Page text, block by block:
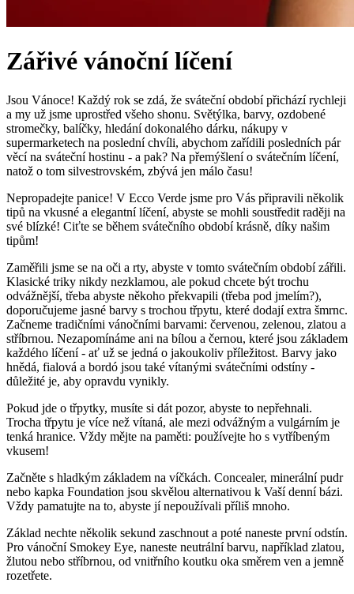
Zářivé vánoční líčení
Jsou Vánoce! Každý rok se zdá, že sváteční období přichází rychleji
a my už jsme uprostřed všeho shonu. Světýlka, barvy, ozdobené
stromečky, balíčky, hledání dokonalého dárku, nákupy v
supermarketech na poslední chvíli, abychom zařídili posledních pár
věcí na sváteční hostinu - a pak? Na přemýšlení o svátečním líčení,
natož o tom silvestrovském, zbývá jen málo času!
Nepropadejte panice! V Ecco Verde jsme pro Vás připravili několik
tipů na vkusné a elegantní líčení, abyste se mohli soustředit raději na
své blízké! Ciťte se během svátečního období krásně, díky našim
tipům!
Zaměřili jsme se na oči a rty, abyste v tomto svátečním období zářili.
Klasické triky nikdy nezklamou, ale pokud chcete být trochu
odvážnější, třeba abyste někoho překvapili (třeba pod jmelím?),
doporučujeme jasné barvy s trochou třpytu, které dodají extra šmrnc.
Začneme tradičními vánočními barvami: červenou, zelenou, zlatou a
stříbrnou. Nezapomínáme ani na bílou a černou, které jsou základem
každého líčení - ať už se jedná o jakoukoliv příležitost. Barvy jako
hnědá, fialová a bordó jsou také vítanými svátečními odstíny -
důležité je, aby opravdu vynikly.
Pokud jde o třpytky, musíte si dát pozor, abyste to nepřehnali.
Trocha třpytu je více než vítaná, ale mezi odvážným a vulgárním je
tenká hranice. Vždy mějte na paměti: používejte ho s vytříbeným
vkusem!
Začněte s hladkým základem na víčkách. Concealer, minerální pudr
nebo kapka Foundation jsou skvělou alternativou k Vaší denní bázi.
Vždy pamatujte na to, abyste jí nepoužívali příliš mnoho.
Základ nechte několik sekund zaschnout a poté naneste první odstín.
Pro vánoční Smokey Eye, naneste neutrální barvu, například zlatou,
žlutou nebo stříbrnou, od vnitřního koutku oka směrem ven a jemně
rozetřete.